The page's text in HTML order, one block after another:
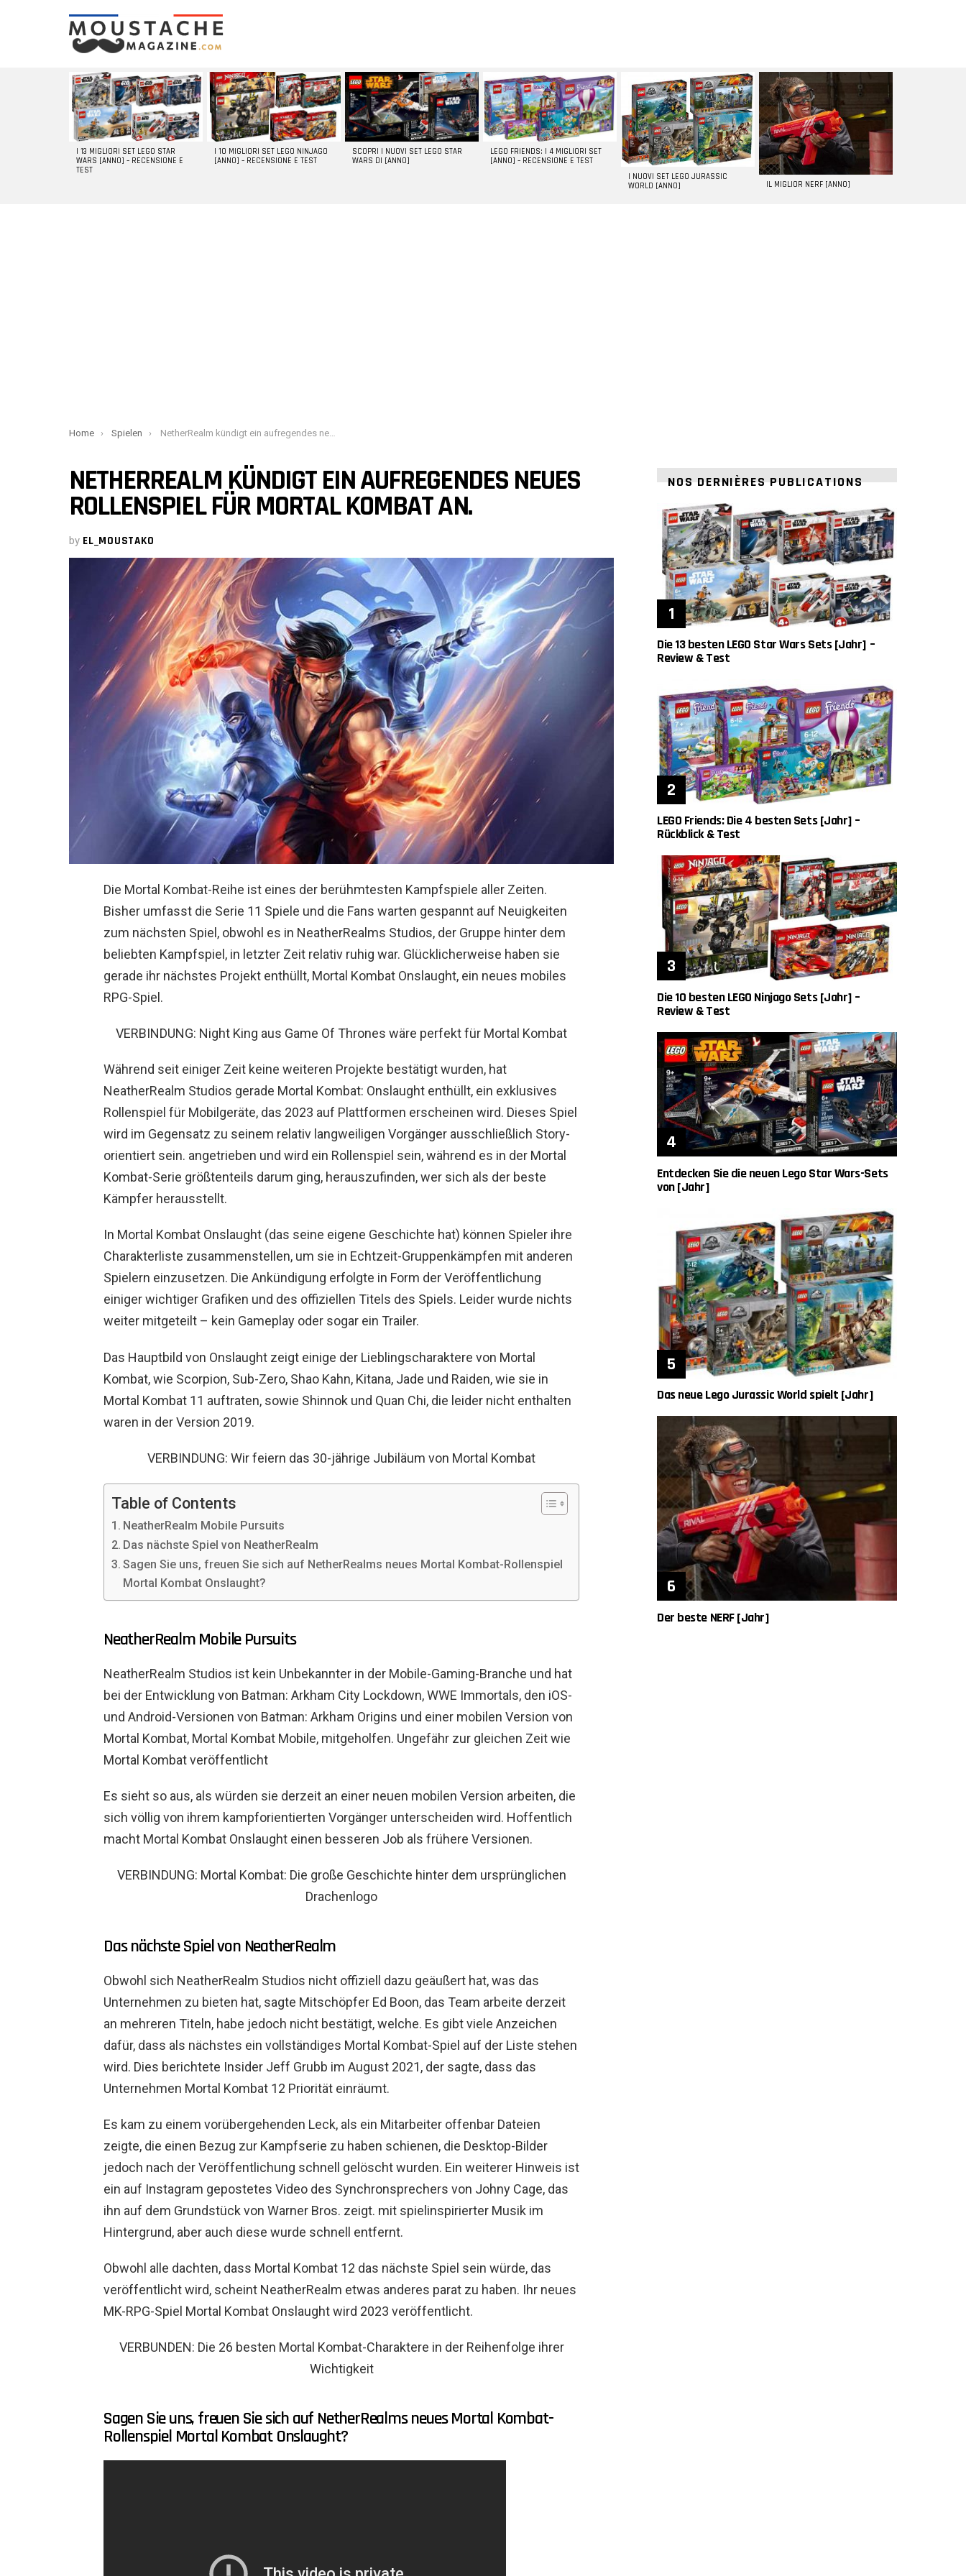
LATEST
STORIES
I 13 MIGLIORI SET LEGO STAR
WARS [ANNO] – RECENSIONE E
TEST
I 10 MIGLIORI SET LEGO NINJAGO
[ANNO] – RECENSIONE E TEST
SCOPRI I NUOVI SET LEGO STAR
WARS DI [ANNO]
LEGO FRIENDS: I 4 MIGLIORI SET
[ANNO] – RECENSIONE E TEST
I NUOVI SET LEGO JURASSIC
WORLD [ANNO]
IL MIGLIOR NERF [ANNO]
You are here:
Home Spielen NetherRealm kündigt ein aufregendes neues Rollenspiel für Mortal Kombat an.
NETHERREALM KÜNDIGT EIN AUFREGENDES NEUES
ROLLENSPIEL FÜR MORTAL KOMBAT AN.
by EL_MOUSTAKO
Die Mortal Kombat-Reihe ist eines der berühmtesten Kampfspiele aller Zeiten.
Bisher umfasst die Serie 11 Spiele und die Fans warten gespannt auf Neuigkeiten
zum nächsten Spiel, obwohl es in NeatherRealms Studios, der Gruppe hinter dem
beliebten Kampfspiel, in letzter Zeit relativ ruhig war. Glücklicherweise haben sie
gerade ihr nächstes Projekt enthüllt, Mortal Kombat Onslaught, ein neues mobiles
RPG-Spiel.
VERBINDUNG: Night King aus Game Of Thrones wäre perfekt für Mortal Kombat
Während seit einiger Zeit keine weiteren Projekte bestätigt wurden, hat
NeatherRealm Studios gerade Mortal Kombat: Onslaught enthüllt, ein exklusives
Rollenspiel für Mobilgeräte, das 2023 auf Plattformen erscheinen wird. Dieses Spiel
wird im Gegensatz zu seinem relativ langweiligen Vorgänger ausschließlich Story-
orientiert sein. angetrieben und wird ein Rollenspiel sein, während es in der Mortal
Kombat-Serie größtenteils darum ging, herauszufinden, wer sich als der beste
Kämpfer herausstellt.
In Mortal Kombat Onslaught (das seine eigene Geschichte hat) können Spieler ihre
Charakterliste zusammenstellen, um sie in Echtzeit-Gruppenkämpfen mit anderen
Spielern einzusetzen. Die Ankündigung erfolgte in Form der Veröffentlichung
einiger wichtiger Grafiken und des offiziellen Titels des Spiels. Leider wurde nichts
weiter mitgeteilt – kein Gameplay oder sogar ein Trailer.
Das Hauptbild von Onslaught zeigt einige der Lieblingscharaktere von Mortal
Kombat, wie Scorpion, Sub-Zero, Shao Kahn, Kitana, Jade und Raiden, wie sie in
Mortal Kombat 11 auftraten, sowie Shinnok und Quan Chi, die leider nicht enthalten
waren in der Version 2019.
VERBINDUNG: Wir feiern das 30-jährige Jubiläum von Mortal Kombat
Table of Contents
NeatherRealm Mobile Pursuits
Das nächste Spiel von NeatherRealm
Sagen Sie uns, freuen Sie sich auf NetherRealms neues Mortal Kombat-Rollenspiel
Mortal Kombat Onslaught?
NeatherRealm Mobile Pursuits
NeatherRealm Studios ist kein Unbekannter in der Mobile-Gaming-Branche und hat
bei der Entwicklung von Batman: Arkham City Lockdown, WWE Immortals, den iOS-
und Android-Versionen von Batman: Arkham Origins und einer mobilen Version von
Mortal Kombat, Mortal Kombat Mobile, mitgeholfen. Ungefähr zur gleichen Zeit wie
Mortal Kombat veröffentlicht
Es sieht so aus, als würden sie derzeit an einer neuen mobilen Version arbeiten, die
sich völlig von ihrem kampforientierten Vorgänger unterscheiden wird. Hoffentlich
macht Mortal Kombat Onslaught einen besseren Job als frühere Versionen.
VERBINDUNG: Mortal Kombat: Die große Geschichte hinter dem ursprünglichen
Drachenlogo
Das nächste Spiel von NeatherRealm
Obwohl sich NeatherRealm Studios nicht offiziell dazu geäußert hat, was das
Unternehmen zu bieten hat, sagte Mitschöpfer Ed Boon, das Team arbeite derzeit
an mehreren Titeln, habe jedoch nicht bestätigt, welche. Es gibt viele Anzeichen
dafür, dass als nächstes ein vollständiges Mortal Kombat-Spiel auf der Liste stehen
wird. Dies berichtete Insider Jeff Grubb im August 2021, der sagte, dass das
Unternehmen Mortal Kombat 12 Priorität einräumt.
Es kam zu einem vorübergehenden Leck, als ein Mitarbeiter offenbar Dateien
zeigte, die einen Bezug zur Kampfserie zu haben schienen, die Desktop-Bilder
jedoch nach der Veröffentlichung schnell gelöscht wurden. Ein weiterer Hinweis ist
ein auf Instagram gepostetes Video des Synchronsprechers von Johny Cage, das
ihn auf dem Grundstück von Warner Bros. zeigt. mit spielinspirierter Musik im
Hintergrund, aber auch diese wurde schnell entfernt.
Obwohl alle dachten, dass Mortal Kombat 12 das nächste Spiel sein würde, das
veröffentlicht wird, scheint NeatherRealm etwas anderes parat zu haben. Ihr neues
MK-RPG-Spiel Mortal Kombat Onslaught wird 2023 veröffentlicht.
VERBUNDEN: Die 26 besten Mortal Kombat-Charaktere in der Reihenfolge ihrer
Wichtigkeit
Sagen Sie uns, freuen Sie sich auf NetherRealms neues Mortal Kombat-
Rollenspiel Mortal Kombat Onslaught?
NOS DERNIÈRES PUBLICATIONS
Die 13 besten LEGO Star Wars Sets [Jahr] –
Review & Test
LEGO Friends: Die 4 besten Sets [Jahr] –
Rückblick & Test
Die 10 besten LEGO Ninjago Sets [Jahr] –
Review & Test
Entdecken Sie die neuen Lego Star Wars-Sets
von [Jahr]
Das neue Lego Jurassic World spielt [Jahr]
Der beste NERF [Jahr]